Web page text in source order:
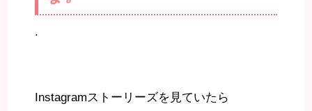
.
Instagramストーリーズを見ていたら